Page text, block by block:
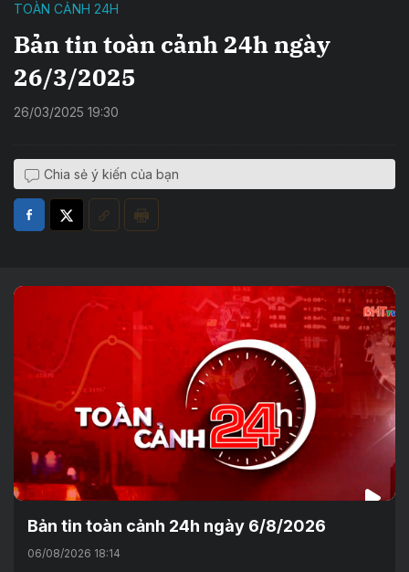
TOÀN CẢNH 24H
Bản tin toàn cảnh 24h ngày
26/3/2025
26/03/2025 19:30
Chia sẻ ý kiến của bạn
Bản tin toàn cảnh 24h ngày 6/8/2026
06/08/2026 18:14